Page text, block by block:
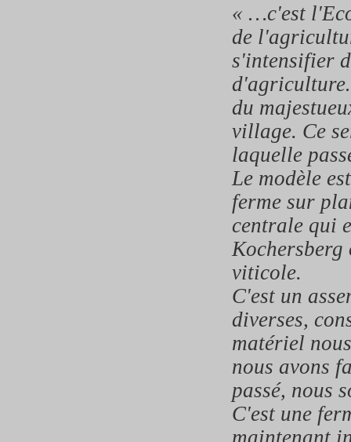
« …c'est
de
s'intensifier
du
village. Ce
laquelle
Le modèle
ferme sur
centrale qui
Kochersberg
viticole.
C'est un
diverses,
matériel
nous avons
passé, nous
C'est une
maintenant